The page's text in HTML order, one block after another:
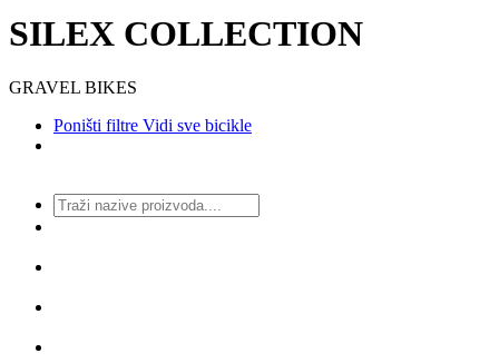
SILEX COLLECTION
GRAVEL BIKES
Poništi filtre Vidi sve bicikle